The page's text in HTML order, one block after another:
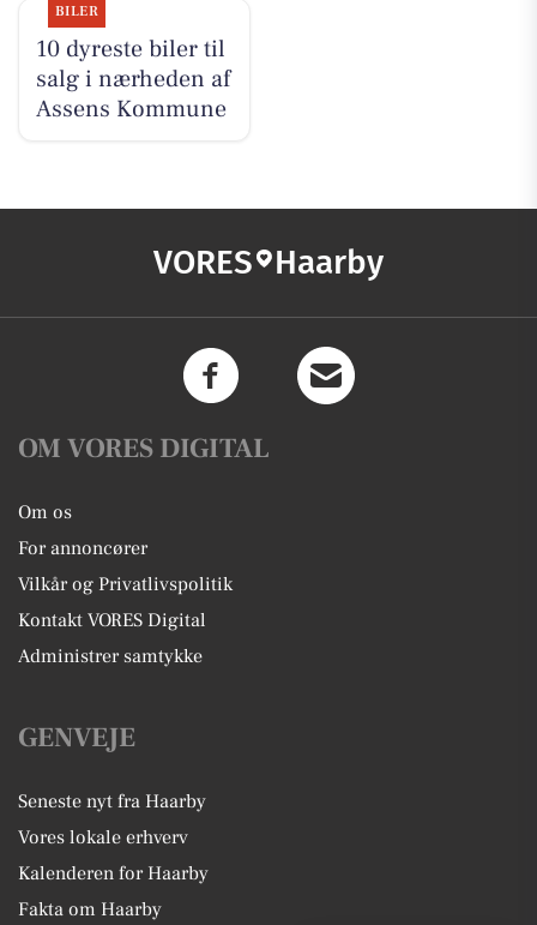
BILER
10 dyreste biler til
salg i nærheden af
Assens Kommune
VORES Haarby
OM VORES DIGITAL
Om os
For annoncører
Vilkår og Privatlivspolitik
Kontakt VORES Digital
Administrer samtykke
GENVEJE
Seneste nyt fra Haarby
Vores lokale erhverv
Kalenderen for Haarby
Fakta om Haarby